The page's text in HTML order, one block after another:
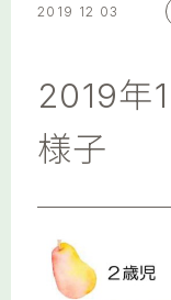
2019 12 03
2019
様子